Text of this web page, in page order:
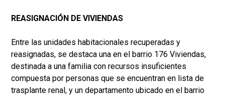
REASIGNACIÓN DE VIVIENDAS
Entre las unidades habitacionales recuperadas y
reasignadas, se destaca una en el barrio 176 Viviendas,
destinada a una familia con recursos insuficientes
compuesta por personas que se encuentran en lista de
trasplante renal, y un departamento ubicado en el barrio